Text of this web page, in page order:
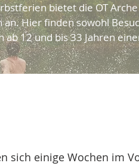
bietet die OT
Hier finden sowohl
12 und bis 33 Jahren
sich einige Wochen im